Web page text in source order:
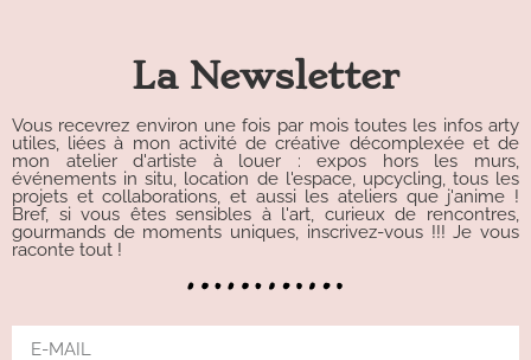
La Newsletter
Vous recevrez environ une fois par mois toutes les infos arty
utiles, liées à mon activité de créative décomplexée et de
mon atelier d'artiste à louer : expos hors les murs,
événements in situ, location de l'espace, upcycling, tous les
projets et collaborations, et aussi les ateliers que j'anime !
Bref, si vous êtes sensibles à l'art, curieux de rencontres,
gourmands de moments uniques, inscrivez-vous !!! Je vous
raconte tout !